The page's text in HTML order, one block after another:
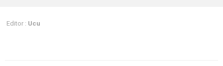
Editor : Ucu